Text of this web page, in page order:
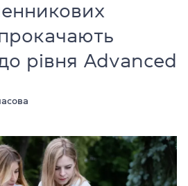
прокачають
рівня Advanced